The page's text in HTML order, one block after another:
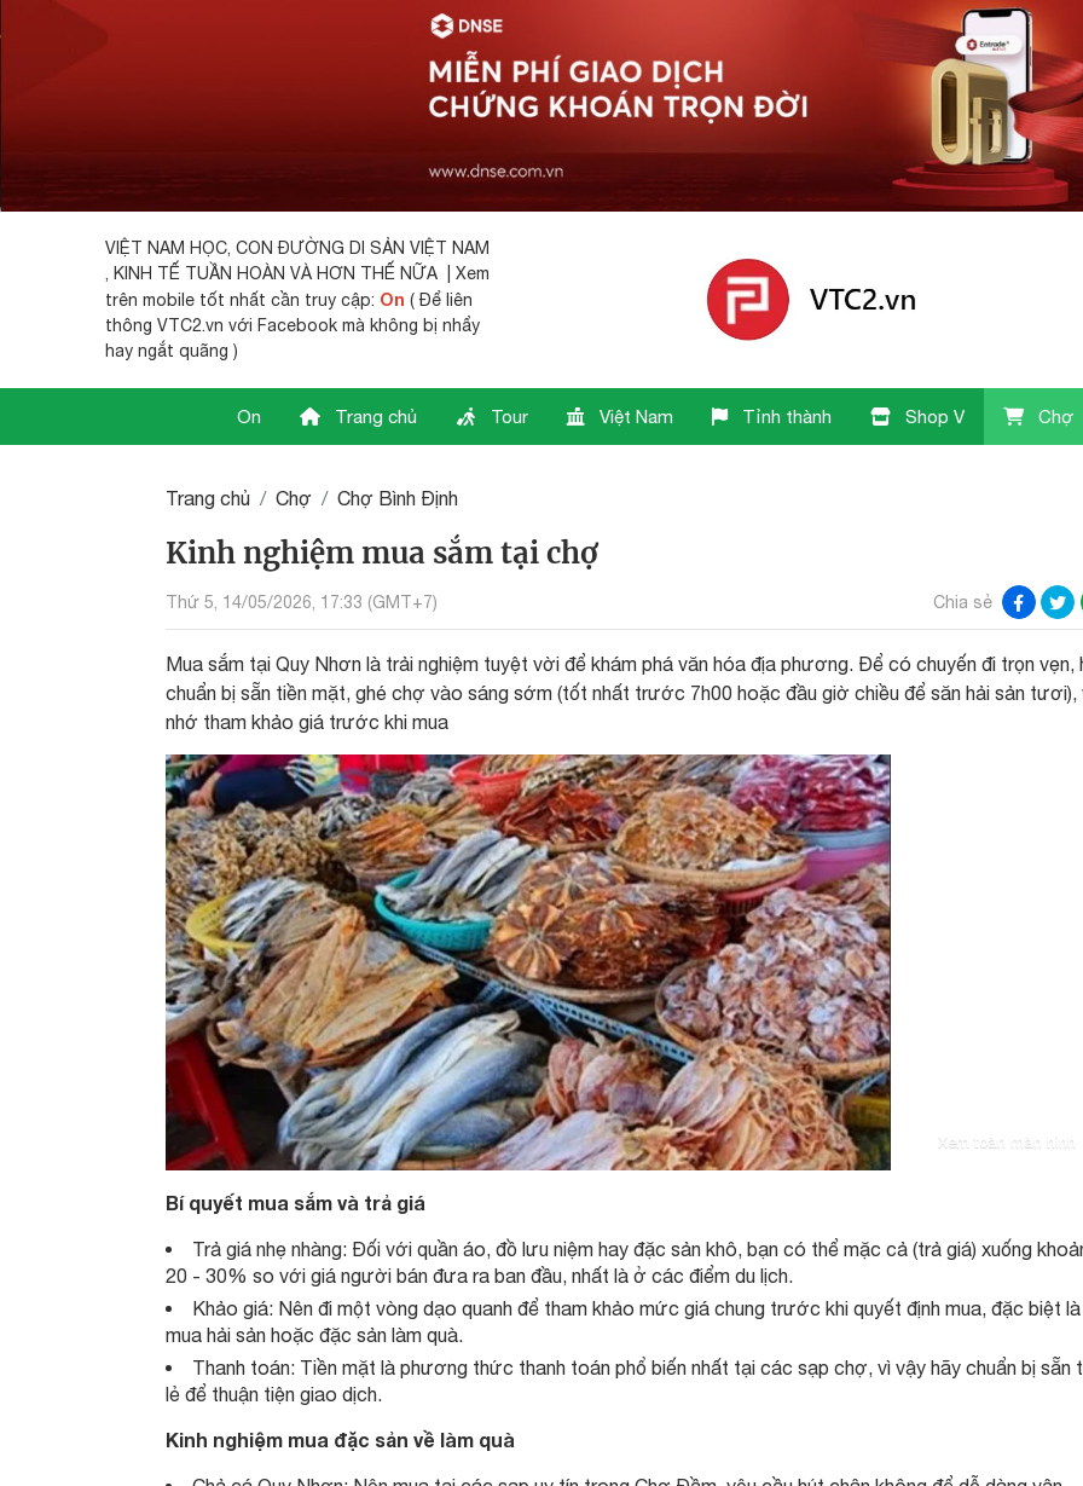
VIỆT NAM HỌC, CON ĐƯỜNG DI SẢN VIỆT NAM
, KINH TẾ TUẦN HOÀN VÀ HƠN THẾ NỮA | Xem
trên mobile tốt nhất cần truy cập: On ( Để liên
thông VTC2.vn với Facebook mà không bị nhẩy
hay ngắt quãng )
On Trang chủ Tour Việt Nam Tỉnh thành Shop V Chợ
Trang chủ Chợ Chợ Bình Định
Kinh nghiệm mua sắm tại chợ
Thứ 5, 14/05/2026, 17:33 (GMT+7) Chia sẻ
Mua sắm tại Quy Nhơn là trải nghiệm tuyệt vời để khám phá văn hóa địa phương. Để có chuyến đi trọn vẹn,
chuẩn bị sẵn tiền mặt, ghé chợ vào sáng sớm (tốt nhất trước 7h00 hoặc đầu giờ chiều để săn hải sản tươi),
nhớ tham khảo giá trước khi mua
Xem toàn màn hình
Bí quyết mua sắm và trả giá
Trả giá nhẹ nhàng: Đối với quần áo, đồ lưu niệm hay đặc sản khô, bạn có thể mặc cả (trả giá) xuống
20 - 30% so với giá người bán đưa ra ban đầu, nhất là ở các điểm du lịch.
Khảo giá: Nên đi một vòng dạo quanh để tham khảo mức giá chung trước khi quyết định mua, đặc biệt là
mua hải sản hoặc đặc sản làm quà.
Thanh toán: Tiền mặt là phương thức thanh toán phổ biến nhất tại các sạp chợ, vì vậy hãy chuẩn bị sẵn
lẻ để thuận tiện giao dịch.
Kinh nghiệm mua đặc sản về làm quà